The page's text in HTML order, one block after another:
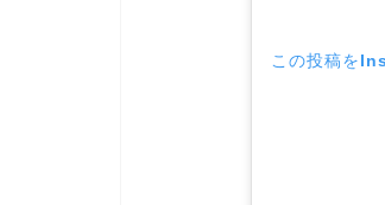
この投稿を